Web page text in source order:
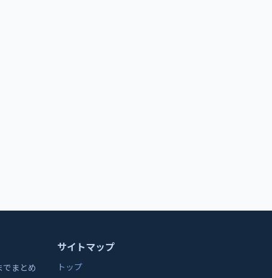
まとめ
サイトマップ
トップ